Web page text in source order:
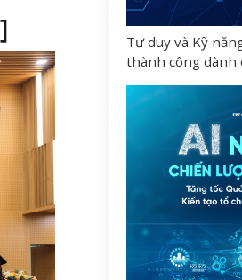
Tư duy và Kỹ
thành công dành